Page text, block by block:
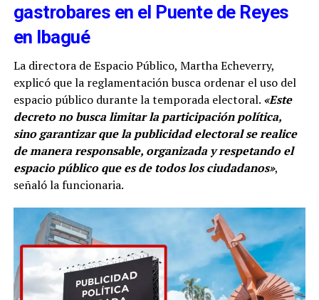
gastrobares en el Puente de Reyes
en Ibagué
La directora de Espacio Público, Martha Echeverry,
explicó que la reglamentación busca ordenar el uso del
espacio público durante la temporada electoral. «Este
decreto no busca limitar la participación política,
sino garantizar que la publicidad electoral se realice
de manera responsable, organizada y respetando el
espacio público que es de todos los ciudadanos»,
señaló la funcionaria.